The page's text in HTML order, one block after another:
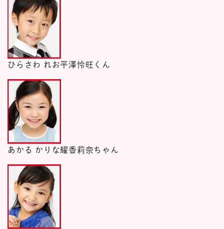
ひらさわ れお平澤怜旺くん
あかる かりな耀香莉奈ちゃん